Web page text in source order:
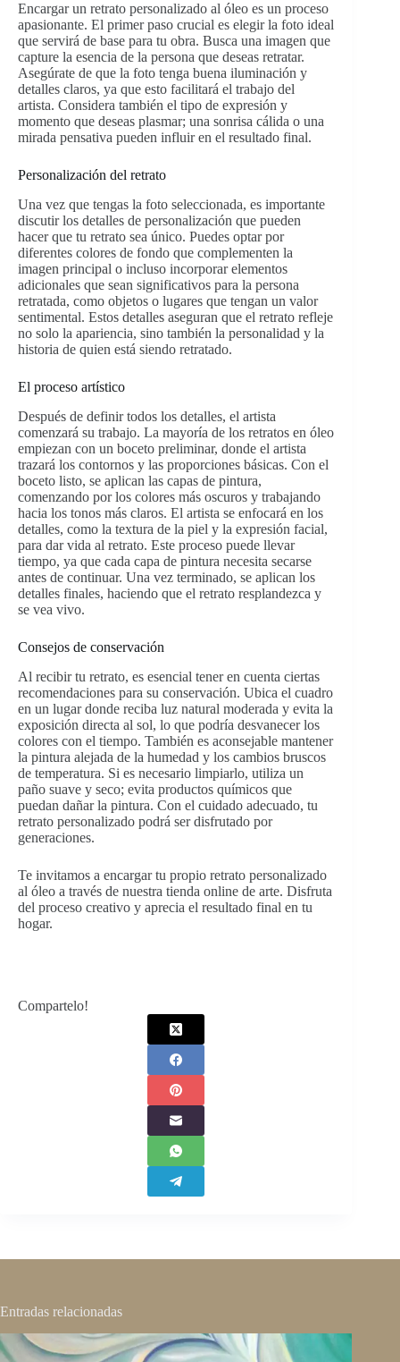
Encargar un retrato personalizado al óleo es un proceso
apasionante. El primer paso crucial es elegir la foto ideal
que servirá de base para tu obra. Busca una imagen que
capture la esencia de la persona que deseas retratar.
Asegúrate de que la foto tenga buena iluminación y
detalles claros, ya que esto facilitará el trabajo del
artista. Considera también el tipo de expresión y
momento que deseas plasmar; una sonrisa cálida o una
mirada pensativa pueden influir en el resultado final.
Personalización del retrato
Una vez que tengas la foto seleccionada, es importante
discutir los detalles de personalización que pueden
hacer que tu retrato sea único. Puedes optar por
diferentes colores de fondo que complementen la
imagen principal o incluso incorporar elementos
adicionales que sean significativos para la persona
retratada, como objetos o lugares que tengan un valor
sentimental. Estos detalles aseguran que el retrato refleje
no solo la apariencia, sino también la personalidad y la
historia de quien está siendo retratado.
El proceso artístico
Después de definir todos los detalles, el artista
comenzará su trabajo. La mayoría de los retratos en óleo
empiezan con un boceto preliminar, donde el artista
trazará los contornos y las proporciones básicas. Con el
boceto listo, se aplican las capas de pintura,
comenzando por los colores más oscuros y trabajando
hacia los tonos más claros. El artista se enfocará en los
detalles, como la textura de la piel y la expresión facial,
para dar vida al retrato. Este proceso puede llevar
tiempo, ya que cada capa de pintura necesita secarse
antes de continuar. Una vez terminado, se aplican los
detalles finales, haciendo que el retrato resplandezca y
se vea vivo.
Consejos de conservación
Al recibir tu retrato, es esencial tener en cuenta ciertas
recomendaciones para su conservación. Ubica el cuadro
en un lugar donde reciba luz natural moderada y evita la
exposición directa al sol, lo que podría desvanecer los
colores con el tiempo. También es aconsejable mantener
la pintura alejada de la humedad y los cambios bruscos
de temperatura. Si es necesario limpiarlo, utiliza un
paño suave y seco; evita productos químicos que
puedan dañar la pintura. Con el cuidado adecuado, tu
retrato personalizado podrá ser disfrutado por
generaciones.
Te invitamos a encargar tu propio retrato personalizado
al óleo a través de nuestra tienda online de arte. Disfruta
del proceso creativo y aprecia el resultado final en tu
hogar.
Compartelo!
Entradas relacionadas